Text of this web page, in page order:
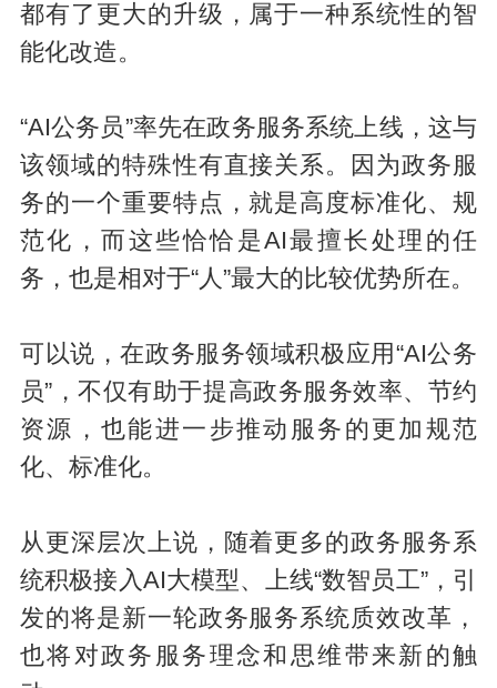
都有了更大的升级，属于一种系统性的智
能化改造。
“AI公务员”率先在政务服务系统上线，这与
该领域的特殊性有直接关系。因为政务服
务的一个重要特点，就是高度标准化、规
范化，而这些恰恰是AI最擅长处理的任
务，也是相对于“人”最大的比较优势所在。
可以说，在政务服务领域积极应用“AI公务
员”，不仅有助于提高政务服务效率、节约
资源，也能进一步推动服务的更加规范
化、标准化。
从更深层次上说，随着更多的政务服务系
统积极接入AI大模型、上线“数智员工”，引
发的将是新一轮政务服务系统质效改革，
也将对政务服务理念和思维带来新的触